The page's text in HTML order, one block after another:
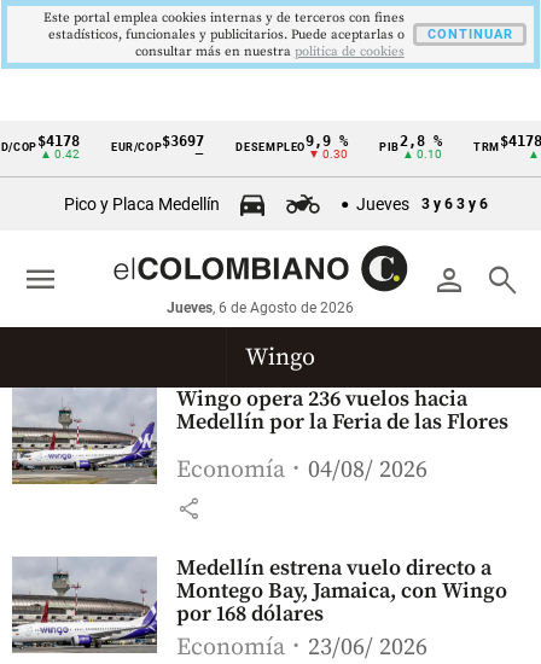
Cintillo
económicos
Colombia
COP$4178
▲ 0.42
EUR/COP$3697 DESEMPLEO9,9 %
▼ 0.30
PIB 2,8 %
▲ 0.10
TRM
▲
Pico y Placa Medellín Jueves 3 y 6 3 y 6
person search
Jueves, 6 de Agosto de 2026
menu
Wingo
Wingo opera 236 vuelos hacia
Medellín por la Feria de las Flores
Economía 04/08/ 2026
share
Medellín estrena vuelo directo a
Montego Bay, Jamaica, con Wingo
por 168 dólares
Economía 23/06/ 2026
Este portal emplea cookies internas y de terceros con fines
estadísticos, funcionales y publicitarios. Puede aceptarlas o
consultar más en nuestra politica de cookies
CONTINUAR